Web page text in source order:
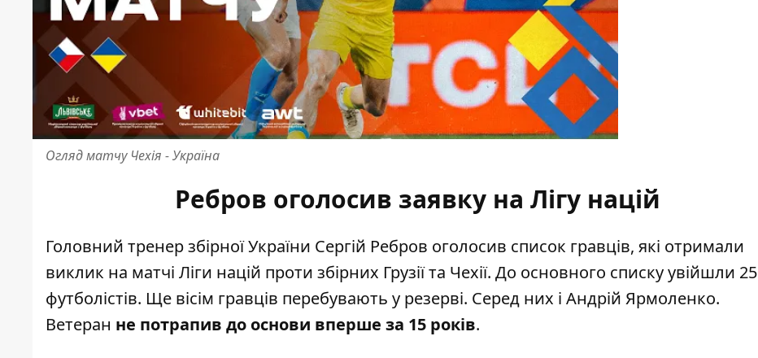
Огляд матчу Чехія - Україна
Ребров оголосив заявку на Лігу націй
Головний тренер збірної України Сергій Ребров оголосив список гравців, які отримали
виклик на матчі Ліги націй проти збірних Грузії та Чехії. До основного списку увійшли 25
футболістів. Ще вісім гравців перебувають у резерві. Серед них і Андрій Ярмоленко.
Ветеран не потрапив до основи вперше за 15 років.